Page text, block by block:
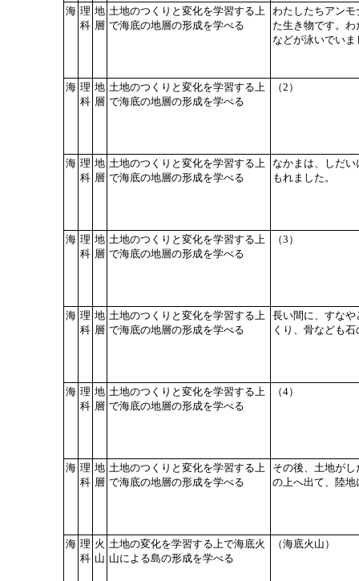
海 理
科
地
層
土地のつくりと変化を学習する上
で海底の地層の形成を学べる
わたしたちアン
た生き物です。
などが泳いでいま
海 理
科
地
層
土地のつくりと変化を学習する上
で海底の地層の形成を学べる
（2）
海 理
科
地
層
土地のつくりと変化を学習する上
で海底の地層の形成を学べる
なかまは、しだ
もれました。
海 理
科
地
層
土地のつくりと変化を学習する上
で海底の地層の形成を学べる
（3）
海 理
科
地
層
土地のつくりと変化を学習する上
で海底の地層の形成を学べる
長い間に、すな
くり、骨なども
海 理
科
地
層
土地のつくりと変化を学習する上
で海底の地層の形成を学べる
（4）
海 理
科
地
層
土地のつくりと変化を学習する上
で海底の地層の形成を学べる
その後、土地が
の上へ出て、陸
海 理
科
火
山
土地の変化を学習する上で海底火
山による島の形成を学べる
（海底火山）